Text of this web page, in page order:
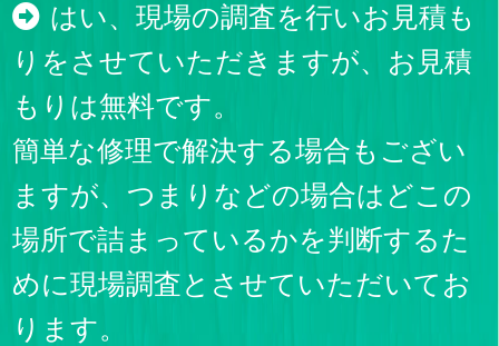
はい、現場の調査を行いお見積も
りをさせていただきますが、お見積
もりは無料です。
簡単な修理で解決する場合もござい
ますが、つまりなどの場合はどこの
場所で詰まっているかを判断するた
めに現場調査とさせていただいてお
ります。